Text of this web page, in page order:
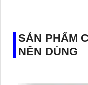
SẢN PHẨM
NÊN DÙNG